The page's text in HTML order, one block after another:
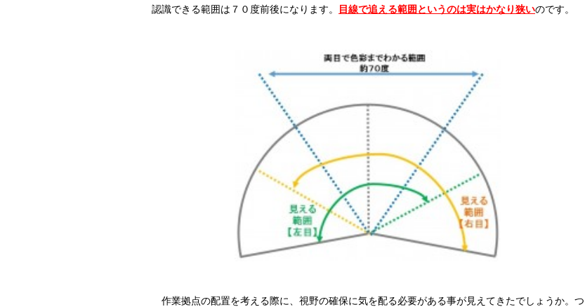
認識できる範囲は７０度前後になります。
目線で追える範囲というのは実はかなり狭いのです。
作業拠点の配置を考える際に、視野の確保に気を配る必要がある事が見えてきたでしょうか。つ